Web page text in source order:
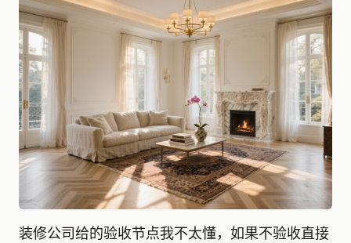
装修公司给的验收节点我不太懂，如果不验收直接